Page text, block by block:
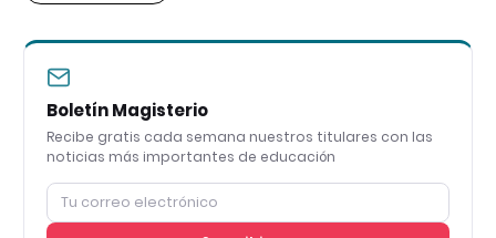
Boletín Magisterio
Recibe gratis cada semana nuestros titulares con las
noticias más importantes de educación